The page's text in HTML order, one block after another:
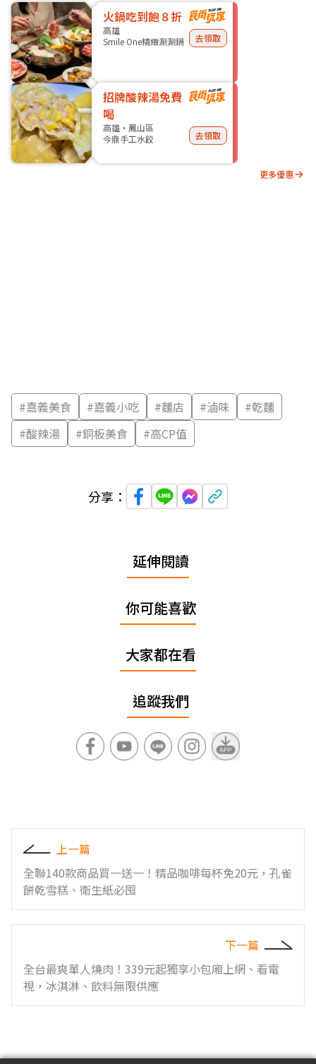
火鍋吃到飽８折
高雄
Smile One精緻涮涮鍋
去領取
招牌酸辣湯免費
喝
高雄・鳳山區
今鼎手工水餃
去領取
更多優惠
#嘉義美食 #嘉義小吃 #麵店 #滷味 #乾麵
#酸辣湯 #銅板美食 #高CP值
分享：
延伸閱讀
你可能喜歡
大家都在看
追蹤我們
上一篇
全聯140款商品買一送一！精品咖啡每杯免20元，孔雀
餅乾雪糕、衛生紙必囤
下一篇
全台最爽單人燒肉！339元起獨享小包廂上網、看電
視，冰淇淋、飲料無限供應